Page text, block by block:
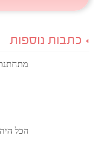
כתבות נוספות
הכל